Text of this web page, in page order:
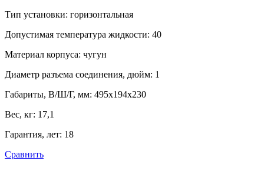
Тип установки: горизонтальная
Допустимая температура жидкости: 40
Материал корпуса: чугун
Диаметр разъема соединения, дюйм: 1
Габариты, В/Ш/Г, мм: 495х194х230
Вес, кг: 17,1
Гарантия, лет: 18
Сравнить